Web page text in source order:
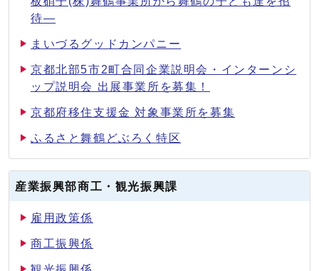
待―
まいづるグッドカンパニー
京都北部5市2町合同企業説明会・インターンシ
ップ説明会 出展事業所を募集！
京都府移住支援金 対象事業所を募集
ふるさと舞鶴どぶろく特区
産業振興部商工・観光振興課
雇用政策係
商工振興係